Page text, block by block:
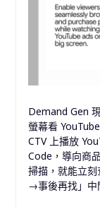
Demand Gen
螢幕看
CTV 上播放
Code，導向商
掃描，就能立
→事後再找」中